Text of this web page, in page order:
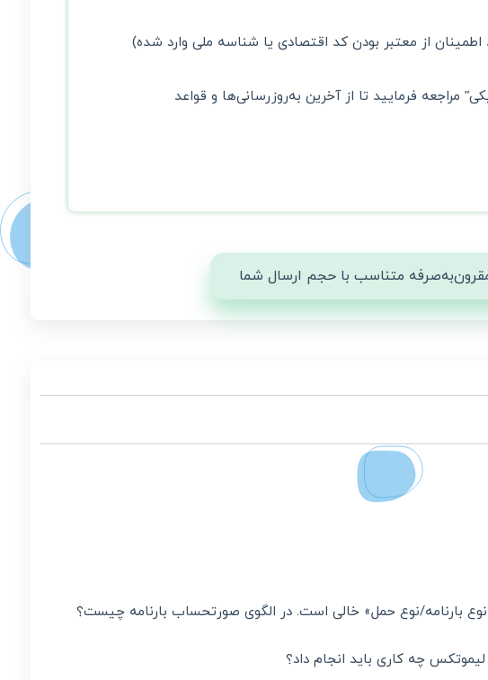
از معتبر بودن کد اقتصادی یا شناسه ملی وارد شده)
فرمایید تا از آخرین به‌روزرسانی‌ها و قواعد
متناسب با حجم ارسال شما
چه کاری باید انجام داد؟